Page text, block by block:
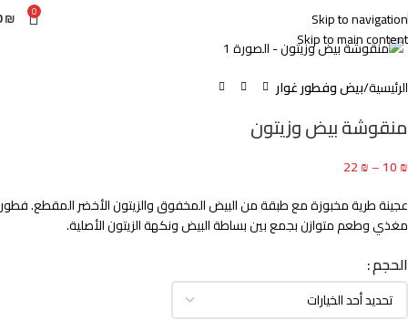
Skip to navigation
Skip to main content
0
₪ Click to enlarge
الرئيسية بيض وفطور غوار
منقوشة بيض وزيتون
10₪
–
22₪
عجينة طرية مخبوزة مع طبقة من البيض المخفوق والزيتون الأخضر المقطع. فطور
مغذي وطعم متوازن بجمع بين بساطة البيض ونكهة الزيتون الأصلية.
الحجم